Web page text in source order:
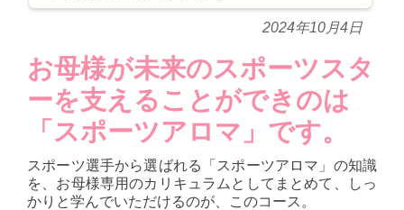
2024年10月4日
お母様が未来のスポーツスタ
ーを支えることができのは
「スポーツアロマ」です。
スポーツ選手から選ばれる「スポーツアロマ」の知識
を、お母様専用のカリキュラムとしてまとめて、しっ
かりと学んでいただけるのが、このコース。